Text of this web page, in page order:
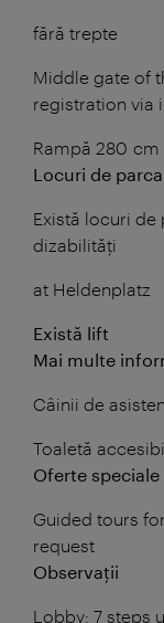
fără trepte
Middle gate of
registration via
Rampă 280 cm
Locuri de
Există locuri de
dizabilități
at Heldenplatz
Există lift
Mai multe
Câinii de
Toaletă
Oferte
Guided tours
request
Observații
Lobby: 7 steps